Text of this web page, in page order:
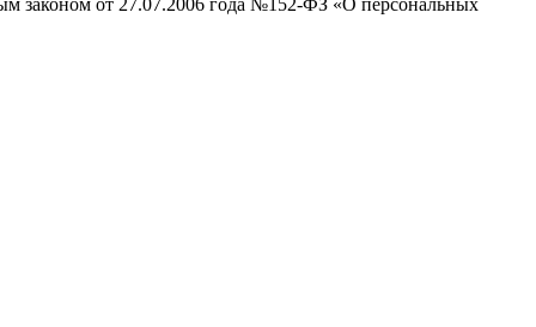
законом от 27.07.2006 года №152-ФЗ «О персональных